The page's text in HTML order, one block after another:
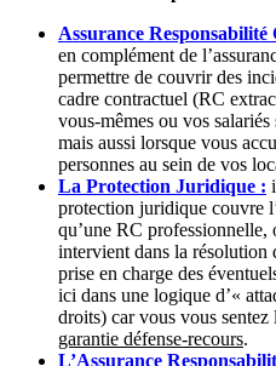
Assurance
en complément de
permettre de couvrir des
cadre contractuel (RC
vous-mêmes ou vos
mais aussi lorsque vous
personnes au sein de vos
La Protection Juridique :
protection juridique couvre
qu’une RC professionnelle,
intervient dans la résolution
prise en charge des
ici dans une logique d’«
droits) car vous vous
garantie défense-recours.
L’Assurance